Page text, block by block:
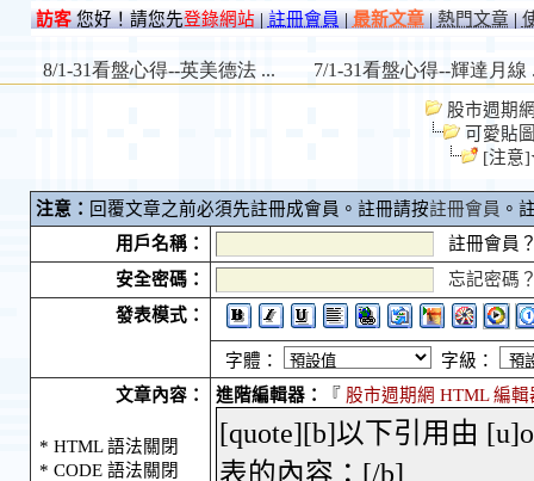
訪客您好！請您先登錄網站|註冊會員|最新文章|熱門文章|
股市週期
可愛貼
[注意
注意： 回覆文章之前必須先註冊成會員。註冊請按註冊會員 。
用戶名稱：
註冊會員
安全密碼：
忘記密碼
發表模式：
字體：
字級：
文章內容：
* HTML 語法關閉
* CODE 語法關閉
進階編輯器： 『 股市週期網 HTML 編輯